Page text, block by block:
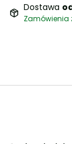
Dostawa
Zamówienia